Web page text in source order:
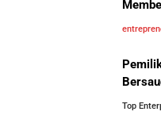
Cara Menggunakan
Mendesain Presentasi
5 Pelajaran Hidup dari
Muda yang Ingin Sukses
Top